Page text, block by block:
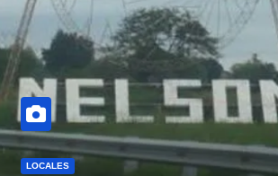
LOCALES